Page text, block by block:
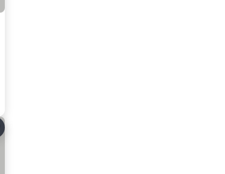
aos favoritos